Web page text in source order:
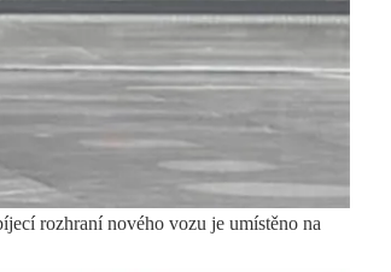
rozhraní nového vozu je umístěno na